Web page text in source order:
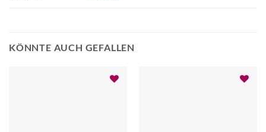
KÖNNTE AUCH GEFALLEN